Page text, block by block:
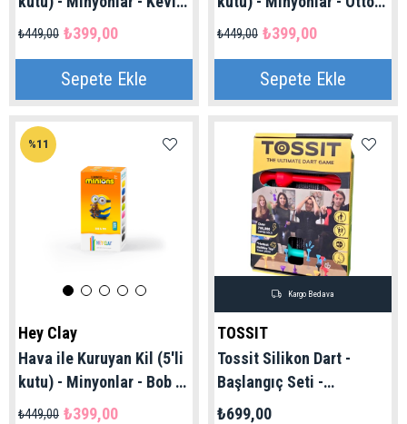
Hey Clay | 3+ Yaş
₺399,00
₺449,00
Sepete Ekle
Hey Clay | 3+ Yaş
₺399,00
₺449,00
Sepete Ekle
Hey Clay
Hava ile Kuruyan Kil (5'li
kutu) - Minyonlar - Bob &
Tim Hey Clay | 3+ Yaş
₺399,00
₺449,00
%11
TOSSIT
Tossit Silikon Dart -
Başlangıç Seti -
Kırmızı/Camgöbeği
₺699,00
Kargo Bedava